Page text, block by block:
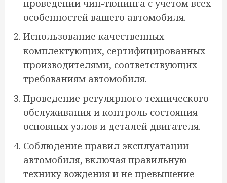
проведении чип-тюнинга с учетом всех
особенностей вашего автомобиля.
Использование качественных
комплектующих, сертифицированных
производителями, соответствующих
требованиям автомобиля.
Проведение регулярного технического
обслуживания и контроль состояния
основных узлов и деталей двигателя.
Соблюдение правил эксплуатации
автомобиля, включая правильную
технику вождения и не превышение